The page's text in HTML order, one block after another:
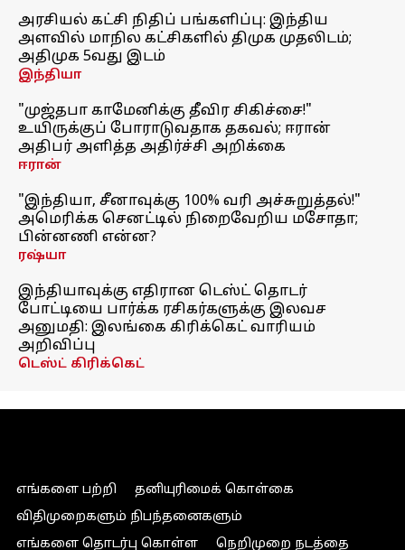
அரசியல் கட்சி நிதிப் பங்களிப்பு: இந்திய
அளவில் மாநில கட்சிகளில் திமுக முதலிடம்;
அதிமுக 5வது இடம்
இந்தியா
"முஜ்தபா காமேனிக்கு தீவிர சிகிச்சை!"
உயிருக்குப் போராடுவதாக தகவல்; ஈரான்
அதிபர் அளித்த அதிர்ச்சி அறிக்கை
ஈரான்
"இந்தியா, சீனாவுக்கு 100% வரி அச்சுறுத்தல்!"
அமெரிக்க செனட்டில் நிறைவேறிய மசோதா;
பின்னணி என்ன?
ரஷ்யா
இந்தியாவுக்கு எதிரான டெஸ்ட் தொடர்
போட்டியை பார்க்க ரசிகர்களுக்கு இலவச
அனுமதி: இலங்கை கிரிக்கெட் வாரியம்
அறிவிப்பு
டெஸ்ட் கிரிக்கெட்
எங்களை பற்றி
தனியுரிமைக் கொள்கை
விதிமுறைகளும் நிபந்தனைகளும்
எங்களை தொடர்பு கொள்ள
நெறிமுறை நடத்தை